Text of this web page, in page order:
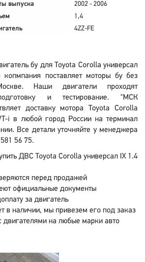
выпуска
2002 - 2006
1,4
4ZZ-FE
бу для Toyota Corolla универсал
поставляет моторы бу без
Наши двигатели проходят
и тестирование. "МСК
доставку мотора Toyota Corolla
i в любой город России на терминал
Все детали уточняйте у менеджера
56 75.
ДВС Toyota Corolla универсал IX 1.4
перед продажей
официальные документы
за двигатель
в наличии, мы привезем его под заказ
двигателями на любые марки авто